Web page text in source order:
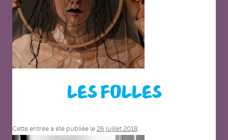
LES FOLLES
Cette entrée a été publiée le 26 juillet 2018 .